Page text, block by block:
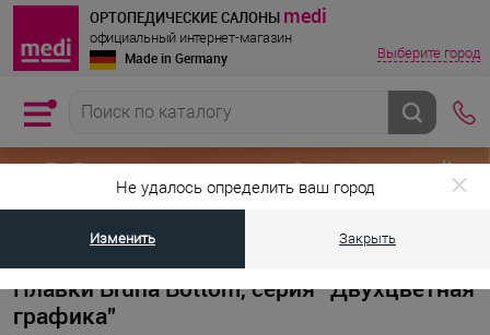
Не удалось определить ваш город
Изменить Закрыть
ОРТОПЕДИЧЕСКИЕ САЛОНЫ medi
официальный интернет-магазин
Made in Germany Выберите город
Главная страница • Товары для женщин после
Плавки Bruna Bottom, серия “Двухцветная
графика”